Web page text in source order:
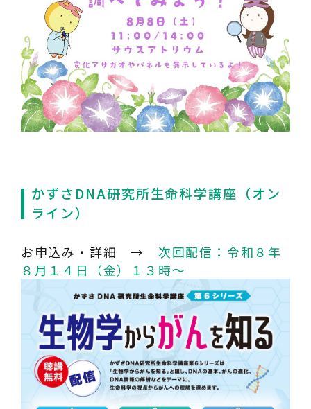
かずさDNA研究所生命科学講座（オン
ライン）
お申込み・詳細 → 次回配信：令和８年
８月１４日（金）１３時〜